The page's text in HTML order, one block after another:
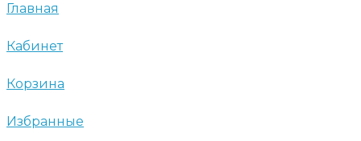
Главная
Кабинет
Корзина
Избранные